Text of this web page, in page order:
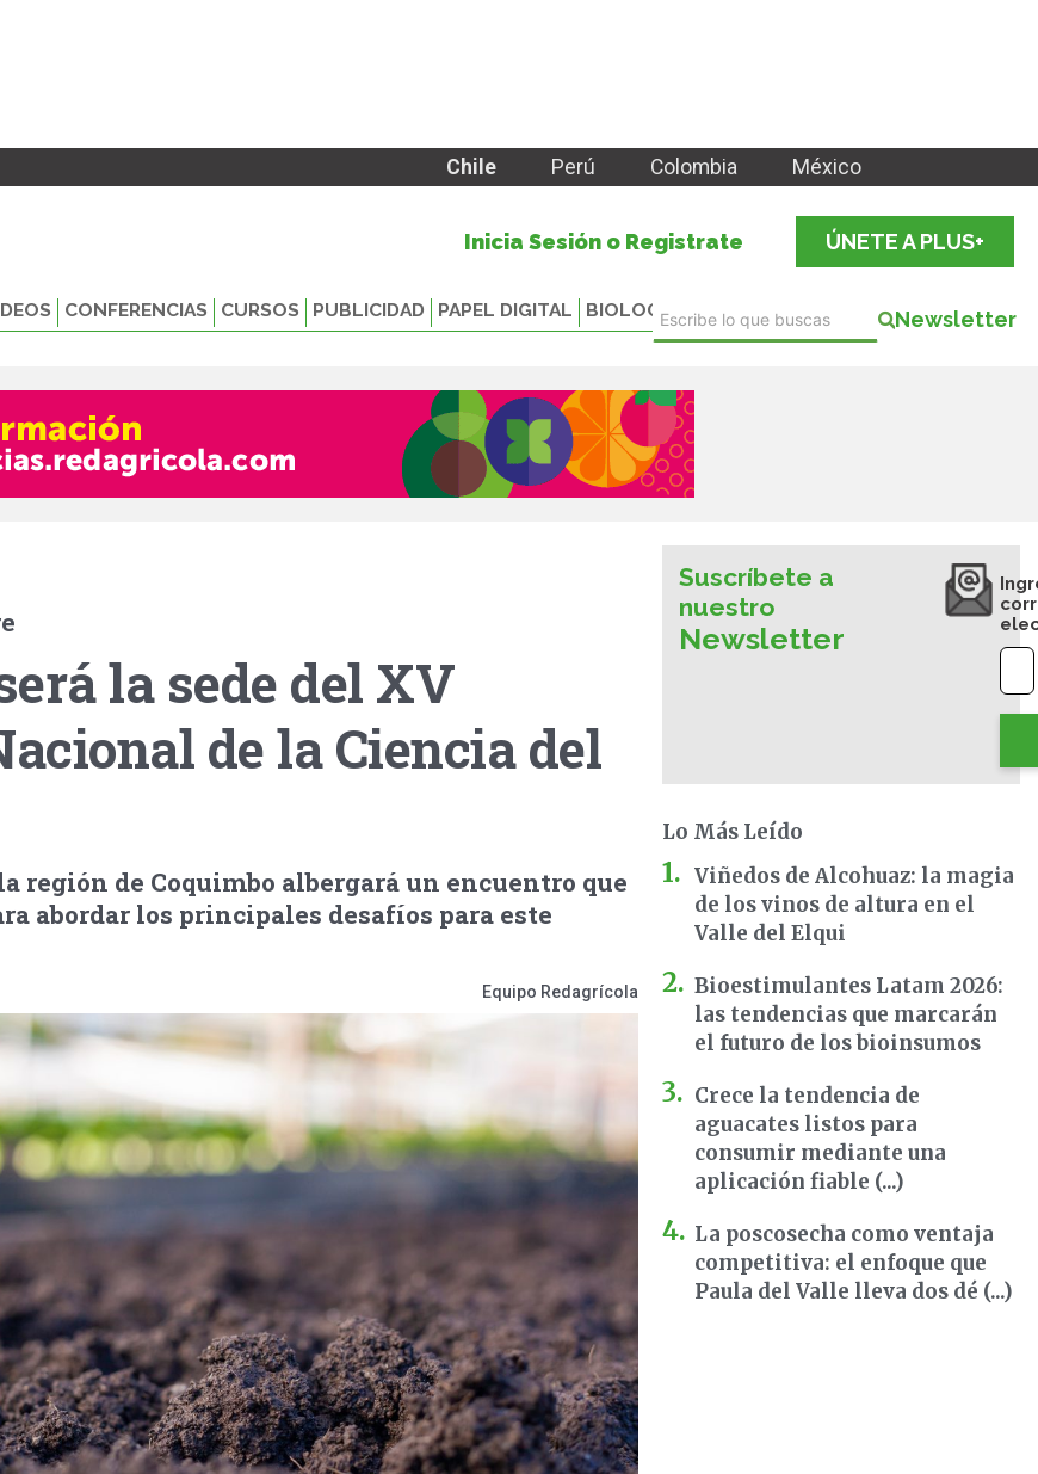
Chile Perú Colombia México
Inicia Sesión o Registrate ÚNETE A PLUS+
CONFERENCIAS CURSOS PUBLICIDAD PAPEL DIGITAL BIOLOGICALS Newsletter
la sede del XV
de la Ciencia del
región de Coquimbo albergará un encuentro que
abordar los principales desafíos para este
Equipo Redagrícola
Suscríbete a
nuestro
Newsletter
Lo Más Leído
Viñedos de Alcohuaz: la magia
de los vinos de altura en el
Valle del Elqui
Bioestimulantes Latam 2026:
las tendencias que marcarán
el futuro de los bioinsumos
Crece la tendencia de
aguacates listos para
consumir mediante una
aplicación fiable (...)
La poscosecha como ventaja
competitiva: el enfoque que
Paula del Valle lleva dos dé (...)